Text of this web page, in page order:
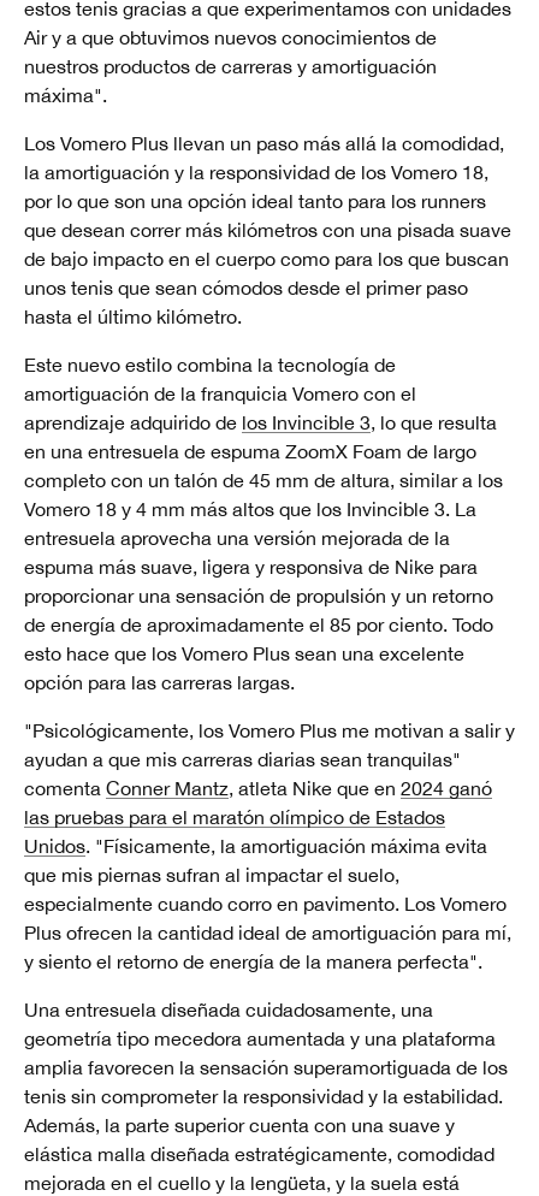
estos tenis gracias a que experimentamos con unidades
Air y a que obtuvimos nuevos conocimientos de
nuestros productos de carreras y amortiguación
máxima".
Los Vomero Plus llevan un paso más allá la comodidad,
la amortiguación y la responsividad de los Vomero 18,
por lo que son una opción ideal tanto para los runners
que desean correr más kilómetros con una pisada suave
de bajo impacto en el cuerpo como para los que buscan
unos tenis que sean cómodos desde el primer paso
hasta el último kilómetro.
Este nuevo estilo combina la tecnología de
amortiguación de la franquicia Vomero con el
aprendizaje adquirido de los Invincible 3, lo que resulta
en una entresuela de espuma ZoomX Foam de largo
completo con un talón de 45 mm de altura, similar a los
Vomero 18 y 4 mm más altos que los Invincible 3. La
entresuela aprovecha una versión mejorada de la
espuma más suave, ligera y responsiva de Nike para
proporcionar una sensación de propulsión y un retorno
de energía de aproximadamente el 85 por ciento. Todo
esto hace que los Vomero Plus sean una excelente
opción para las carreras largas.
"Psicológicamente, los Vomero Plus me motivan a salir y
ayudan a que mis carreras diarias sean tranquilas"
comenta Conner Mantz, atleta Nike que en 2024 ganó
las pruebas para el maratón olímpico de Estados
Unidos. "Físicamente, la amortiguación máxima evita
que mis piernas sufran al impactar el suelo,
especialmente cuando corro en pavimento. Los Vomero
Plus ofrecen la cantidad ideal de amortiguación para mí,
y siento el retorno de energía de la manera perfecta".
Una entresuela diseñada cuidadosamente, una
geometría tipo mecedora aumentada y una plataforma
amplia favorecen la sensación superamortiguada de los
tenis sin comprometer la responsividad y la estabilidad.
Además, la parte superior cuenta con una suave y
elástica malla diseñada estratégicamente, comodidad
mejorada en el cuello y la lengüeta, y la suela está